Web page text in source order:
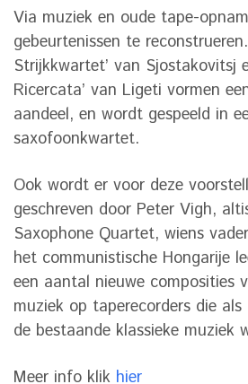
Via muziek en oude tape-
gebeurtenissen te
Strijkkwartet’ van Sjostakovitsj
Ricercata’ van Ligeti vormen
aandeel, en wordt gespeeld in
saxofoonkwartet.
Ook wordt er voor deze
geschreven door Peter Vigh,
Saxophone Quartet, wiens
het communistische Hongarije
een aantal nieuwe composities
muziek op taperecorders die
de bestaande klassieke muziek
Meer info klik hier